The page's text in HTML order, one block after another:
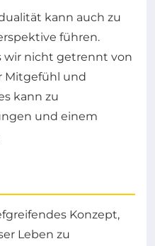
kann auch zu
führen.
wir nicht getrennt von
Mitgefühl und
kann zu
und einem
Konzept,
Leben zu